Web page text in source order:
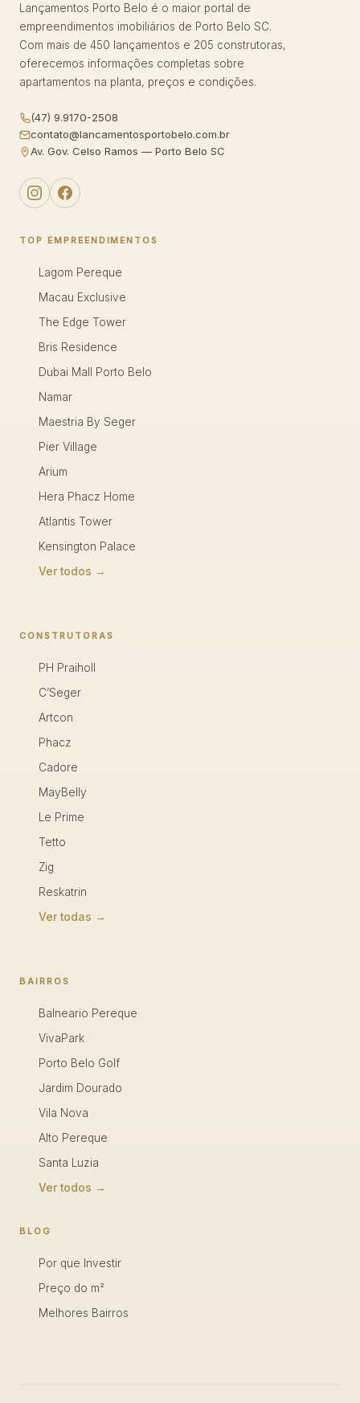
Lançamentos Porto Belo é o maior portal de
empreendimentos imobiliários de Porto Belo SC.
Com mais de 450 lançamentos e 205 construtoras,
oferecemos informações completas sobre
apartamentos na planta, preços e condições.
(47) 9.9170-2508
contato@lancamentosportobelo.com.br
Av. Gov. Celso Ramos — Porto Belo SC
TOP EMPREENDIMENTOS
Lagom Pereque
Macau Exclusive
The Edge Tower
Bris Residence
Dubai Mall Porto Belo
Namar
Maestria By Seger
Pier Village
Arium
Hera Phacz Home
Atlantis Tower
Kensington Palace
Ver todos →
CONSTRUTORAS
PH Praiholl
C’Seger
Artcon
Phacz
Cadore
MayBelly
Le Prime
Tetto
Zig
Reskatrin
Ver todas →
BAIRROS
Balneario Pereque
VivaPark
Porto Belo Golf
Jardim Dourado
Vila Nova
Alto Pereque
Santa Luzia
Ver todos →
BLOG
Por que Investir
Preço do m²
Melhores Bairros